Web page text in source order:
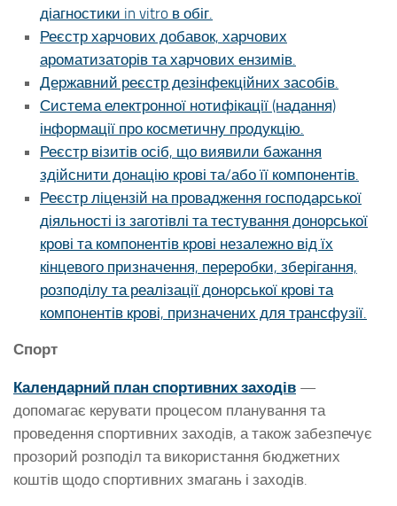
діагностики in vitro в обіг.
Реєстр харчових добавок, харчових
ароматизаторів та харчових ензимів.
Державний реєстр дезінфекційних засобів.
Система електронної нотифікації (надання)
інформації про косметичну продукцію.
Реєстр візитів осіб, що виявили бажання
здійснити донацію крові та/або її компонентів.
Реєстр ліцензій на провадження господарської
діяльності із заготівлі та тестування донорської
крові та компонентів крові незалежно від їх
кінцевого призначення, переробки, зберігання,
розподілу та реалізації донорської крові та
компонентів крові, призначених для трансфузії.
Спорт
Календарний план спортивних заходів —
допомагає керувати процесом планування та
проведення спортивних заходів, а також забезпечує
прозорий розподіл та використання бюджетних
коштів щодо спортивних змагань і заходів.